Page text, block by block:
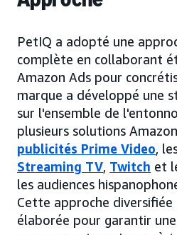
PetIQ a adopté une
complète en collaborant
Amazon Ads pour
marque a développé une
sur l'ensemble de
plusieurs solutions
publicités Prime Video,
Streaming TV, Twitch et
les audiences
Cette approche
élaborée pour garantir